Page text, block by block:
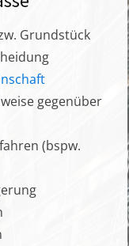
Grundstück
gegenüber
(bspw.